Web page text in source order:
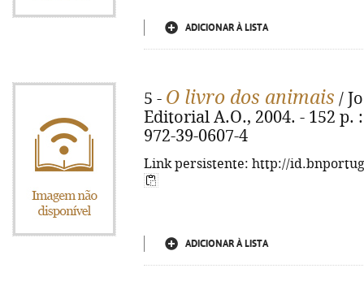
ADICIONAR À LISTA
5 - O livro dos animais /
Editorial A.O., 2004. - 152 p.
972-39-0607-4
Link persistente: http://
ADICIONAR À LISTA